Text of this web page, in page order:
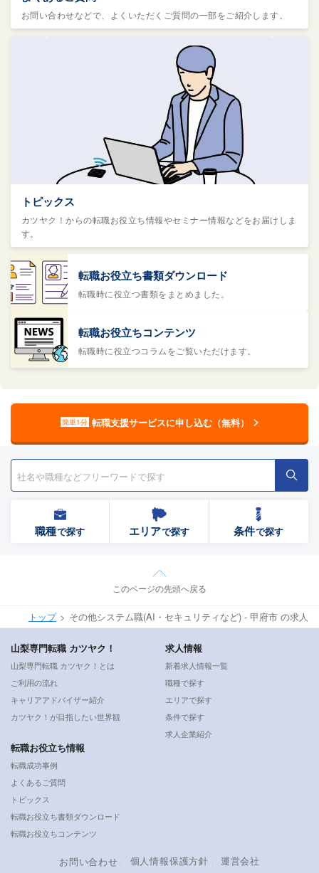
お問い合わせなどで、よくいただくご質問の一部をご紹介します。
トピックス
カツヤク！からの転職お役立ち情報やセミナー情報などをお届けしま
す。
転職お役立ち書類ダウンロード
転職時に役立つ書類をまとめました。
転職お役立ちコンテンツ
転職時に役立つコラムをご覧いただけます。
簡単1分 転職支援サービスに申し込む（無料）
職種で探す エリアで探す 条件で探す
このページの先頭へ戻る
トップ その他システム職(AI・セキュリティなど) - 甲府市 の求人
山梨専門転職 カツヤク！
山梨専門転職 カツヤク！とは
ご利用の流れ
キャリアアドバイザー紹介
カツヤク！が目指したい世界観
求人情報
新着求人情報一覧
職種で探す
エリアで探す
条件で探す
求人企業紹介
転職お役立ち情報
転職成功事例
よくあるご質問
トピックス
転職お役立ち書類ダウンロード
転職お役立ちコンテンツ
お問い合わせ 個人情報保護方針 運営会社